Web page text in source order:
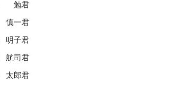
勉君
慎一君
明子君
航司君
太郎君